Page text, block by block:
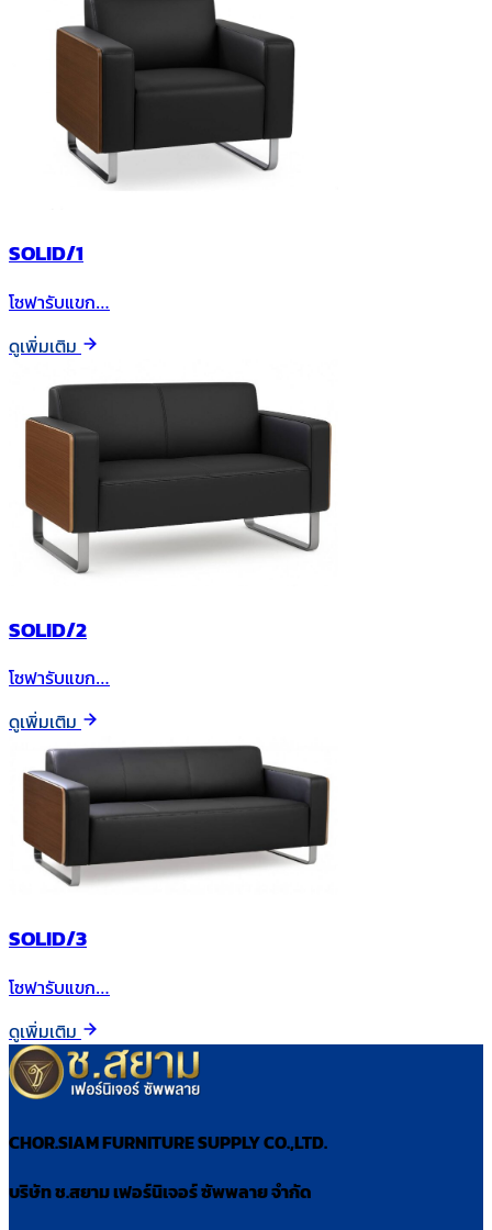
SOLID/1
โซฟารับแขก…
ดูเพิ่มเติม
SOLID/2
โซฟารับแขก…
ดูเพิ่มเติม
SOLID/3
โซฟารับแขก…
ดูเพิ่มเติม
CHOR.SIAM FURNITURE SUPPLY CO.,LTD.
บริษัท ช.สยาม เฟอร์นิเจอร์ ซัพพลาย จำกัด